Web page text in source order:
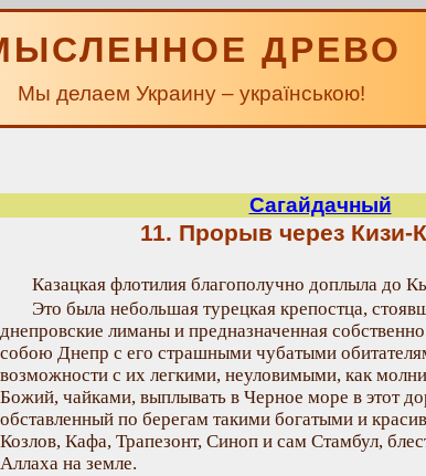
ДРЕВО
Мы делаем Украину – українською!
Сагайдачный
11. Прорыв через Кизи-
Казацкая флотилия благополучно доплыла до
Это была небольшая турецкая крепостца,
днепровские лиманы и предназначенная
собою Днепр с его страшными чубатыми
возможности с их легкими, неуловимыми, как
Божий, чайками, выплывать в Черное море в этот
обставленный по берегам такими богатыми и
Козлов, Кафа, Трапезонт, Синоп и сам Стамбул,
Аллаха на земле.